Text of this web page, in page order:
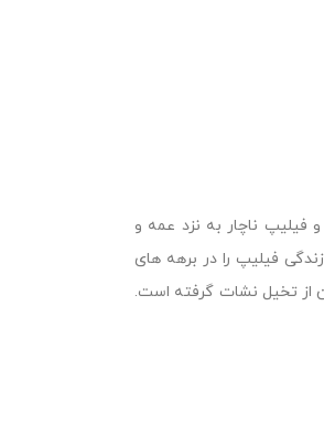
ناچار به نزد عمه و
فیلیپ را در برهه های
از تخیل نشات گرفته است.